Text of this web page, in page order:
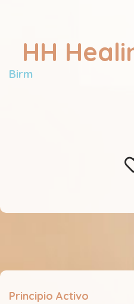
HH
Birm
Principio Activo